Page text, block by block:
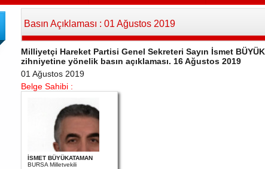
Basın Açıklaması : 01 Ağustos 2019
Milliyetçi Hareket Partisi Genel Sekreteri Sayın İsmet
zihniyetine yönelik basın açıklaması. 16 Ağustos 2019
01 Ağustos 2019
Belge Sahibi :
İSMET BÜYÜKATAMAN
BURSA Milletvekili